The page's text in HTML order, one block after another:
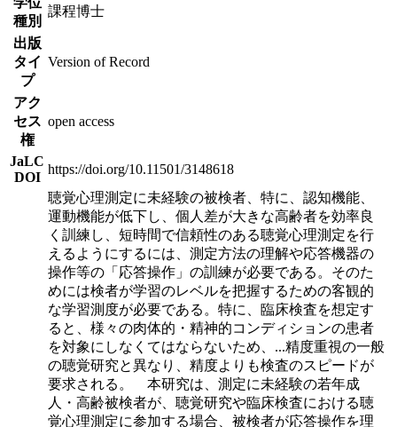
種別
課程博士
出版
タイ
プ
Version of Record
アク
セス
権
open access
JaLC
DOI
https://doi.org/10.11501/3148618
聴覚心理測定に未経験の被検者、特に、認知機能、
運動機能が低下し、個人差が大きな高齢者を効率良
く訓練し、短時間で信頼性のある聴覚心理測定を行
えるようにするには、測定方法の理解や応答機器の
操作等の「応答操作」の訓練が必要である。そのた
めには検者が学習のレベルを把握するための客観的
な学習測度が必要である。特に、臨床検査を想定す
ると、様々の肉体的・精神的コンディションの患者
を対象にしなくてはならないため、 ...精度重視の一般
の聴覚研究と異なり、精度よりも検査のスピードが
要求される。 本研究は、測定に未経験の若年成
人・高齢被検者が、聴覚研究や臨床検査における聴
覚心理測定に参加する場合、被検者が応答操作を理